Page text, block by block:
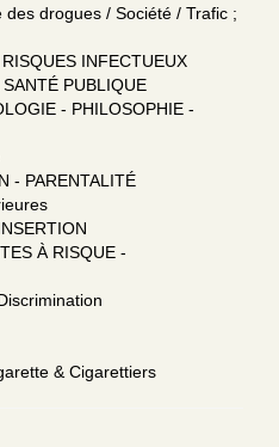
drogues / Société / Trafic ;
INFECTUEUX
PUBLIQUE
- PHILOSOPHIE -
- PARENTALITÉ
À RISQUE -
& Cigarettiers